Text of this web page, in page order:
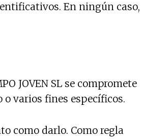
En ningún caso,
JOVEN SL se compromete
varios fines específicos.
como darlo. Como regla